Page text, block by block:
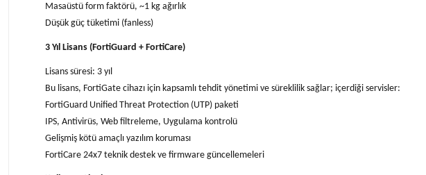
Masaüstü form faktörü, ~1 kg ağırlık
Düşük güç tüketimi (fanless)
3 Yıl Lisans (FortiGuard + FortiCare)
Lisans süresi: 3 yıl
Bu lisans, FortiGate cihazı için kapsamlı tehdit yönetimi ve süreklilik sağlar; içerdiği servisler:
FortiGuard Unified Threat Protection (UTP) paketi
IPS, Antivirüs, Web filtreleme, Uygulama kontrolü
Gelişmiş kötü amaçlı yazılım koruması
FortiCare 24x7 teknik destek ve firmware güncellemeleri